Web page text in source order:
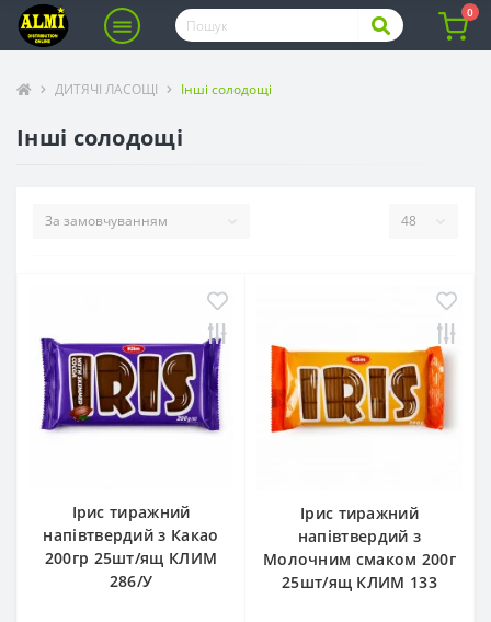
0
ДИТЯЧІ ЛАСОЩІ Інші солодощі
Інші солодощі
Ірис тиражний
напівтвердий з Какао
200гр 25шт/ящ КЛИМ
286/У
Ірис тиражний
напівтвердий з
Молочним смаком 200г
25шт/ящ КЛИМ 133